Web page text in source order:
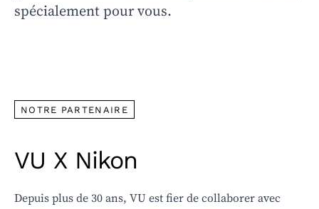
spécialement pour vous.
NOTRE PARTENAIRE
VU X Nikon
Depuis plus de 30 ans, VU est fier de collaborer avec